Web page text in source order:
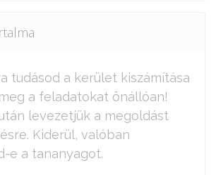
tudásod a kerület kiszámítása
a feladatokat önállóan!
levezetjük a megoldást
Kiderül, valóban
e a tananyagot.